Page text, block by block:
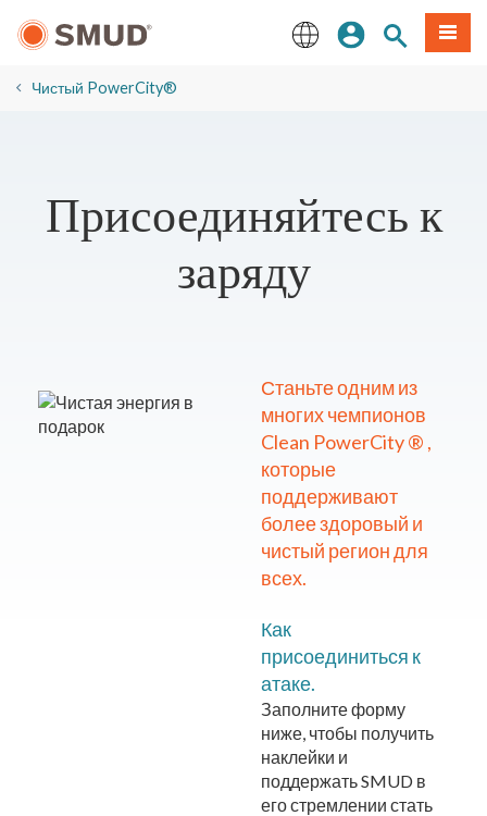
содержанию
входПоиск по
Меню
Чистый PowerCity®
Присоединяйтесь к
заряду
Станьте одним из
многих чемпионов
Clean PowerCity ® ,
которые
поддерживают
более здоровый и
чистый регион для
всех.
Как
присоединиться к
атаке.
Заполните форму
ниже, чтобы получить
наклейки и
поддержать SMUD в
его стремлении стать